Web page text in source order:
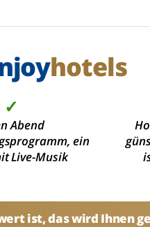
hotels
✓
Abend
ein
Live-Musik
ist, das wird Ihnen